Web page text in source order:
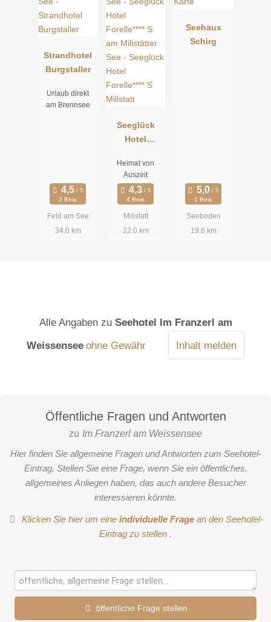
Strandhotel
Burgstaller
Urlaub direkt
am Brennsee
3 Bew.
Feld am See
34.0 km
Seeglück
Hotel
Millstatt
Heimat von
Auszeit
4 Bew.
Millstatt
22.0 km
Seehaus
Schirg
1 Bew.
Seeboden
19.6 km
Alle Angaben zu Seehotel Im Franzerl am
Weissensee ohne Gewähr Inhalt melden
Öffentliche Fragen und Antworten
zu Im Franzerl am Weissensee
Hier finden Sie allgemeine Fragen und Antworten zum Seehotel-
Eintrag. Stellen Sie eine Frage, wenn Sie ein öffentliches,
allgemeines Anliegen haben, das auch andere Besucher
interessieren könnte.
Klicken Sie hier um eineindividuelle Frage an den Seehotel-
Eintrag zu stellen .
öffentliche Frage stellen